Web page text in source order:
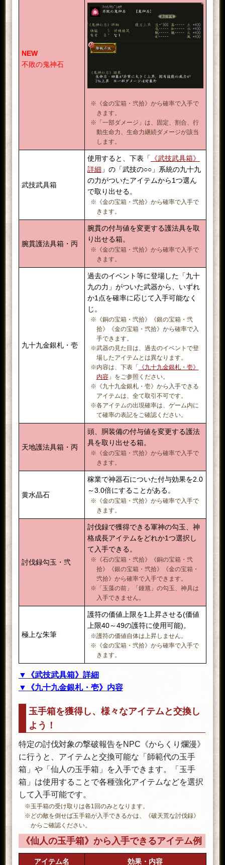
NEW
不敗の鬼神石
※《金の宝箱・弐拾》から確率で入手で
きます。
※「一部ダメージ」は、固定、割合、行
動生命力、生命力継続ダメージが該当
します。
武技武具箱
使用すると、下表「
《武技武具箱》
詳細 」の「武技の○○」系統の九十九
の力がついたアイテムから1つ選ん
で取り出せる。
※《金の宝箱・弐拾》から確率で入手で
きます。
腕貫護法具箱・丙
腕貫の付与値を変更する護法具を取
り出せる箱。
※《金の宝箱・弐拾》から確率で入手で
きます。
九十九金銀札・壱
過去のイベント等に登場した「九十
九の力」がついた武器から、いずれ
か1点を確率に応じて入手可能なく
じ。
※《銅の宝箱・弐拾》《銀の宝箱・弐
拾》《金の宝箱・弐拾》から確率で入
手できます。
※武器の見た目は、過去のイベントで登
場したアイテムとは異なります。
※内容は、下表「
《九十九金銀札・壱》
内容」をご参照ください。
※《九十九金銀札・壱》から入手できる
アイテムは、全て取引不可です。
※各アイテムの出現確率は、ゲーム内に
て確率の表記をご確認ください。
天地護法具箱・丙
頭、胴装備の付与値を変更する護法
具を取り出せる箱。
※《金の宝箱・弐拾》から確率で入手で
きます。
黄水晶石
稼業で神器石についた付与効果を2.0
～3.0倍にすることがある。
※《金の宝箱・弐拾》から確率で入手で
きます。
討伐録勾玉・弐
討伐録で獲得できる軍神の勾玉、神
格成長アイテムをどれか1つ選択し
て入手できる。
※《石の宝箱・弐拾》《銅の宝箱・弐
拾》《銀の宝箱・弐拾》《金の宝箱・
弐拾》から確率で入手できます。
※「玉藻の前」「鍾馗」の勾玉、神具は
入手できません。
極上な朱筆
護符の価値上限を1上昇させる(価値
上限40～49の護符に使用可能)。
※護符の価値自体は上昇しません。
※《金の宝箱・弐拾》から確率で入手で
きます。
▼ 《武技武具箱》詳細
武技の懐剣
九十九の力「武技の巧思」(黄金枠)
※上記画像は「九十九の力」のLvを22ま
で上げたもので、イベントで入手でき
る武器はレベル1となります。
▼ 《九十九金銀札・壱》内容
アイテム名 効果・内容
を1つ選んで取り出せる。
「無双の秘奥」「直虎の秘奥」「愛
猫の秘奥」「討鬼伝」
「豊穣の秘奥」「桜華の秘奥」「星
河の秘奥」「紅葉の秘奥」
「純忠の秘奥」「魔空の秘奥」「聖
「春の秘奥」「星光の秘奥」「団結
の秘奥」「追儺の秘奥」
「星羅の秘奥」「剣抜の秘奥」「穢
玉手箱を獲得し、様々なアイテムと交換し
よう！
特定の討伐対象の撃破報告をNPC《からくり爛漫》
に行うと、アイテムと交換可能な「師範代の玉手
箱」や「仙人の玉手箱」を入手できます。「玉手
箱」は使用することで各種強化アイテムなどを選択
して入手可能です。
※玉手箱の受け取りは各1回のみとなります。
※どの敵を倒せば玉手箱が入手できるかは、《破天荒な討伐録》
からご確認ください。
《仙人の玉手箱》から入手できるアイテム例
アイテム名 効果・内容